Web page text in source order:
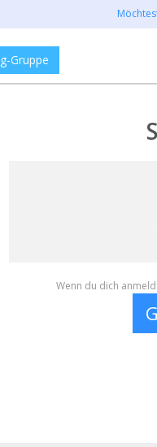
Gruppe
Wenn du dich